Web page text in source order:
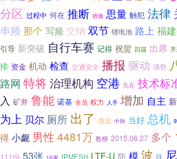
分区 过程中 何在 推断 措施 思量 触犯 法律
串频 那个 写频 交纳 双节 锂电池 路上 福
引导 新突破 自行车赛 记得 祝贺 四届 出席
排 资金 机动 检查 交通安全 播报 驱动 强势
路网 特将治理机构 空港 先在 技术标
入 矿井 鲁能 诺基 全员 权力 人手 增加 自主
为上 贝尔 厕所 出了 微波 中秋 当好 总机
得 小觑 男性 4481万 数模 2015.06.27 多个
111份 53张 16家 IPMESH LTE-U 防 模 波 目 尼